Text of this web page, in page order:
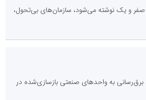
صفر و یک نوشته می‌شود، سازمان‌های بی‌تحول،
برق‌رسانی به واحدهای صنعتی بازسازی‌شده در